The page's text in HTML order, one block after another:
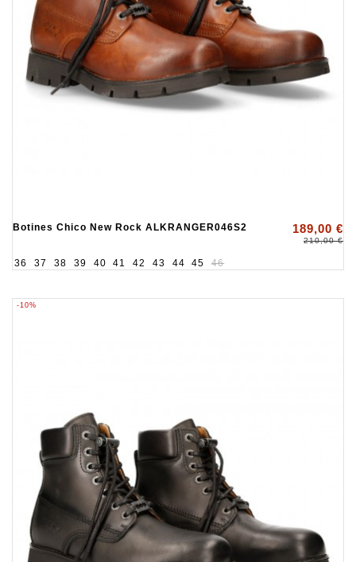
Botines Chico New Rock ALKRANGER046S2 189,00 €
210,00 €
36 37 38 39 40 41 42 43 44 45 46
-10%